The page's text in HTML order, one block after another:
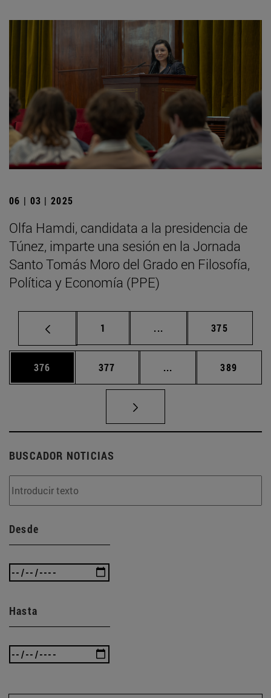
06 | 03 | 2025
Olfa Hamdi, candidata a la presidencia de
Túnez, imparte una sesión en la Jornada
Santo Tomás Moro del Grado en Filosofía,
Política y Economía (PPE)
Página
1 ... Páginas intermedias
Página
375
Página
376 Página
377 ... Páginas intermedias
Página
389
BUSCADOR NOTICIAS
Desde
Hasta